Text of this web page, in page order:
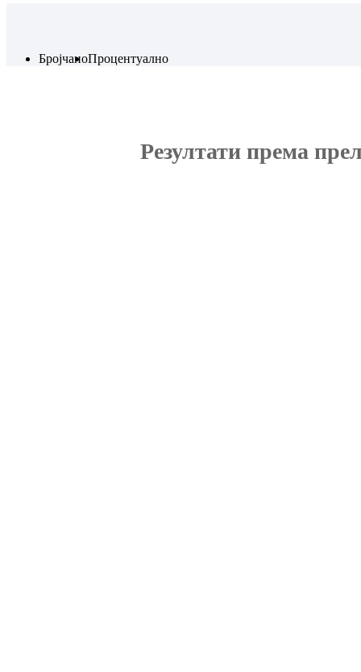
БројчаноПроцентуално
Резултати према